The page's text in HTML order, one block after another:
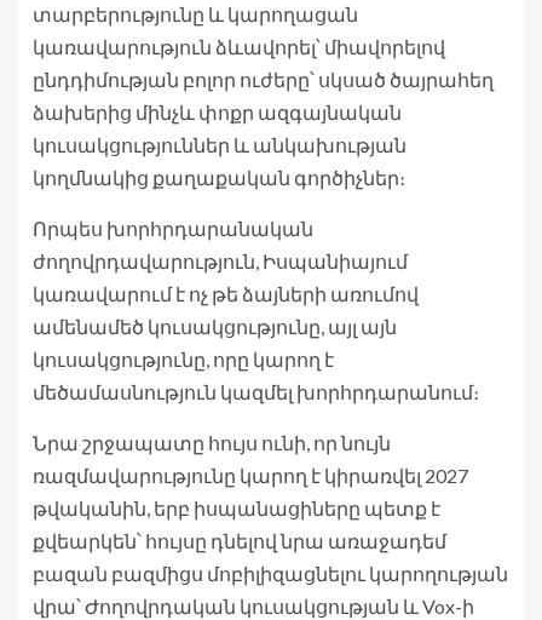
տարբերությունը և կարողացան
կառավարություն ձևավորել՝ միավորելով
ընդդիմության բոլոր ուժերը՝ սկսած ծայրահեղ
ձախերից մինչև փոքր ազգայնական
կուսակցություններ և անկախության
կողմնակից քաղաքական գործիչներ։
Որպես խորհրդարանական
ժողովրդավարություն, Իսպանիայում
կառավարում է ոչ թե ձայների առումով
ամենամեծ կուսակցությունը, այլ այն
կուսակցությունը, որը կարող է
մեծամասնություն կազմել խորհրդարանում։
Նրա շրջապատը հույս ունի, որ նույն
ռազմավարությունը կարող է կիրառվել 2027
թվականին, երբ իսպանացիները պետք է
քվեարկեն՝ հույսը դնելով նրա առաջադեմ
բազան բազմիցս մոբիլիզացնելու կարողության
վրա՝ Ժողովրդական կուսակցության և Vox-ի